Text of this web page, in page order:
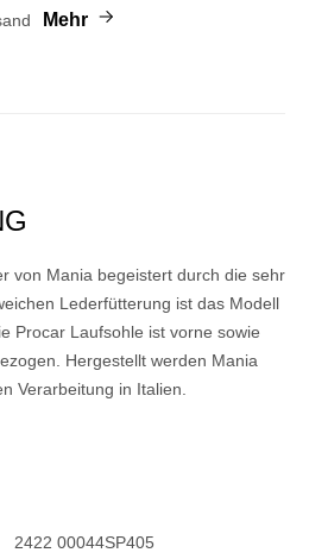
Mehr
von Mania begeistert durch die sehr
Lederfütterung ist das Modell
Procar Laufsohle ist vorne sowie
Hergestellt werden Mania
Verarbeitung in Italien.
2422 00044SP405